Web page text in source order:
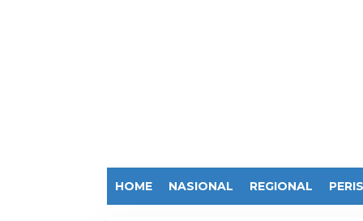
HOME NASIONAL REGIONAL